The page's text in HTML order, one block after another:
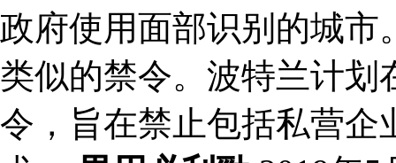
政府使用面部识别的城市
类似的禁令。波特兰计划
令，旨在禁止包括私营企